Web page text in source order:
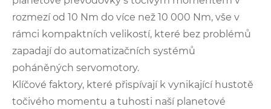
rozmezí od 10 Nm do více než 10 000 Nm, vše v
rámci kompaktních velikostí, které bez problémů
zapadají do automatizačních systémů
poháněných servomotory.
Klíčové faktory, které přispívají k vynikající hustotě
točivého momentu a tuhosti naší planetové